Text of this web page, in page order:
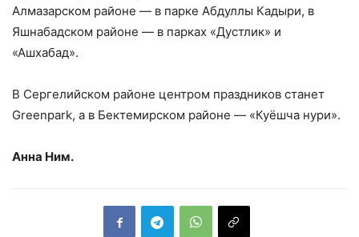
Алмазарском районе — в парке Абдуллы Кадыри, в
Яшнабадском районе — в парках «Дустлик» и
«Ашхабад».
В Сергелийском районе центром праздников станет
Greenpark, а в Бектемирском районе — «Куёшча нури».
Анна Ним.